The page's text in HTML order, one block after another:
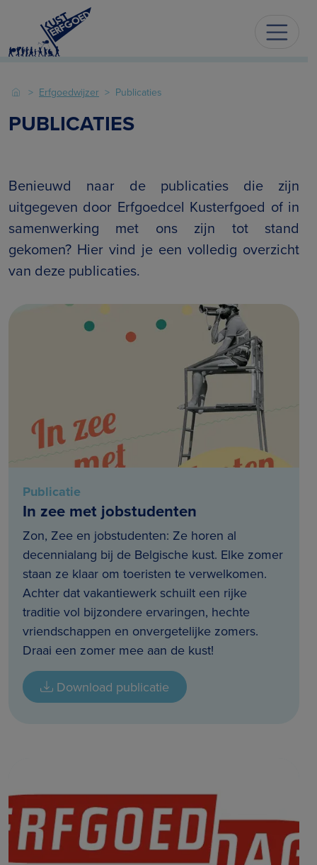
Erfgoedwijzer Publicaties
PUBLICATIES
Benieuwd naar de publicaties die zijn
uitgegeven door Erfgoedcel Kusterfgoed of in
samenwerking met ons zijn tot stand
gekomen? Hier vind je een volledig overzicht
van deze publicaties.
Publicatie
In zee met jobstudenten
Zon, Zee en jobstudenten: Ze horen al
decennialang bij de Belgische kust. Elke zomer
staan ze klaar om toeristen te verwelkomen.
Achter dat vakantiewerk schuilt een rijke
traditie vol bijzondere ervaringen, hechte
vriendschappen en onvergetelijke zomers.
Draai een zomer mee aan de kust!
Download publicatie